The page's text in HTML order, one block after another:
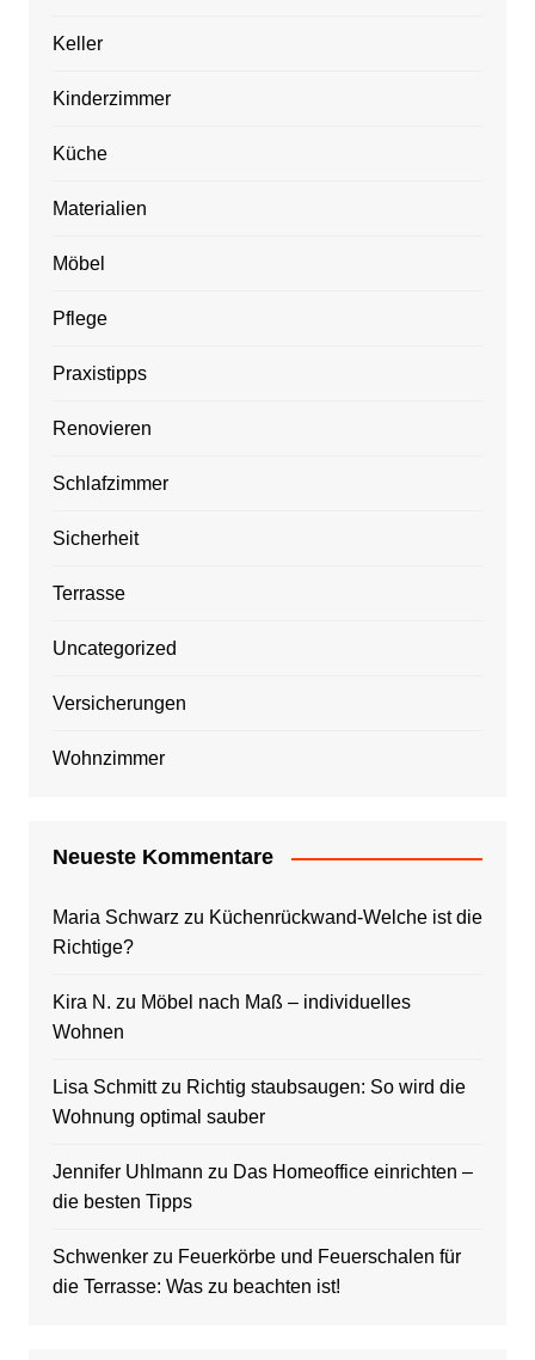
Keller
Kinderzimmer
Küche
Materialien
Möbel
Pflege
Praxistipps
Renovieren
Schlafzimmer
Sicherheit
Terrasse
Uncategorized
Versicherungen
Wohnzimmer
Neueste Kommentare
Maria Schwarz zu Küchenrückwand-Welche ist die
Richtige?
Kira N. zu Möbel nach Maß – individuelles
Wohnen
Lisa Schmittzu Richtig staubsaugen: So wird die
Wohnung optimal sauber
Jennifer Uhlmann zu Das Homeoffice einrichten –
die besten Tipps
Schwenkerzu Feuerkörbe und Feuerschalen für
die Terrasse: Was zu beachten ist!